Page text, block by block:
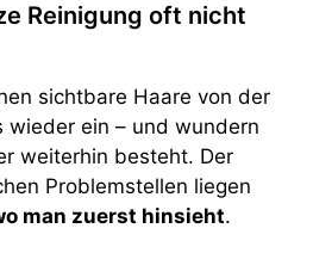
Reinigung oft nicht
sichtbare Haare von der
wieder ein – und wundern
weiterhin besteht. Der
Problemstellen liegen
man zuerst hinsieht.